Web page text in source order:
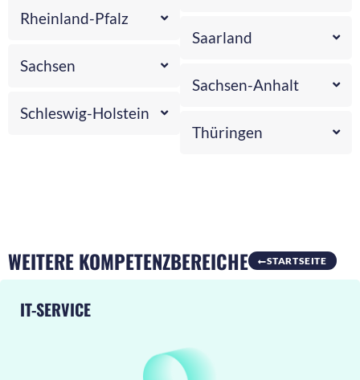
Rheinland-Pfalz
Sachsen
Schleswig-Holstein
Saarland
Sachsen-Anhalt
Thüringen
WEITERE KOMPETENZBEREICHE STARTSEITE
IT-SERVICE